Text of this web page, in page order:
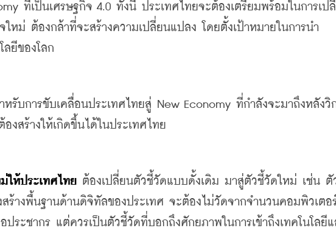
ที่เป็นเศรษฐกิจ 4.0 ทั้งนี้ ประเทศไทยจะต้องเตรียมพร้อมในการเป
ใหม่ ต้องกล้าที่จะสร้างความเปลี่ยนแปลง
โดยตั้งเป้าหมายในการนำ
ลยีของโลก
รับการขับเคลื่อนประเทศไทยสู่ New Economy ที่กำลังจะมาถึงหลังวิ
องสร้างให้เกิดขึ้นได้ในประเทศไทย
ให้ประเทศไทย ต้องเปลี่ยนตัวชี้วัดแบบดั้งเดิม มาสู่ตัวชี้วัดใหม่ เช่น ตั
สร้างพื้นฐานด้านดิจิทัลของประเทศ จะต้องไม่วัดจากจำนวนคอมพิวเตอ
ประชากร แต่ควรเป็นตัวชี้วัดที่บอกถึงศักยภาพในการเข้าถึงเทคโนโลยีแ